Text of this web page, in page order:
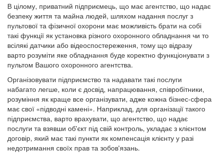
В цілому, приватний підприємець, що має агентство, що надає
безпеку життя та майна людей, шляхом надання послуг з
пультової та фізичної охорони має можливість брати на собі
такі функції як установка різного охоронного обладнання чи то
всілякі датчики або відеоспостереження, тому що відразу
варто розуміти яке обладнання буде коректно функціонувати з
пультом Вашого охоронного агентства.
Організовувати підприємство та надавати такі послуги
набагато легше, коли є досвід, напрацювання, співробітники,
розуміння як краще все організувати, адже кожна бізнес-сфера
має свої «підводні камені». Наприклад, для організації такого
підприємства, варто врахувати, що агентство, що надає
послуги та взявши об'єкт під свій контроль, укладає з клієнтом
договір, який має такі пункти як компенсація клієнту у разі
недотримання своїх прав та зобов'язань.